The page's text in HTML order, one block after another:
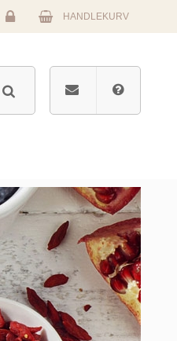
Logg
HANDLEKURV